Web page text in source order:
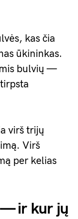
kas čia
ūkininkas.
bulvių —
virš trijų
Virš
per kelias
— ir kur jų